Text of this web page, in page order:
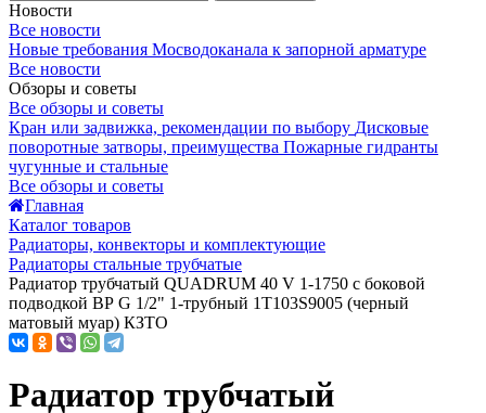
Новости
Все новости
Новые требования Мосводоканала к запорной арматуре
Все новости
Обзоры и советы
Все обзоры и советы
Кран или задвижка, рекомендации по выбору Дисковые
поворотные затворы, преимущества Пожарные гидранты
чугунные и стальные
Все обзоры и советы
Главная
Каталог товаров
Радиаторы, конвекторы и комплектующие
Радиаторы стальные трубчатые
Радиатор трубчатый QUADRUM 40 V 1-1750 с боковой
подводкой ВР G 1/2" 1-трубный 1T103S9005 (черный
матовый муар) КЗТО
Радиатор трубчатый